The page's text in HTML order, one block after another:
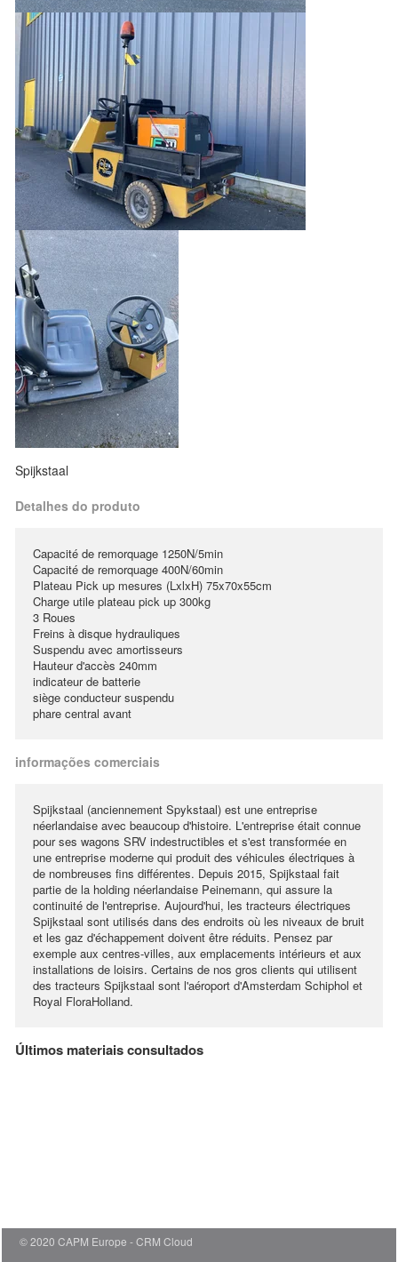
Spijkstaal
Detalhes do produto
Capacité de remorquage 1250N/5min
Capacité de remorquage 400N/60min
Plateau Pick up mesures (LxlxH) 75x70x55cm
Charge utile plateau pick up 300kg
3 Roues
Freins à disque hydrauliques
Suspendu avec amortisseurs
Hauteur d'accès 240mm
indicateur de batterie
siège conducteur suspendu
phare central avant
informações comerciais
Spijkstaal (anciennement Spykstaal) est une entreprise
néerlandaise avec beaucoup d'histoire. L'entreprise était connue
pour ses wagons SRV indestructibles et s'est transformée en
une entreprise moderne qui produit des véhicules électriques à
de nombreuses fins différentes. Depuis 2015, Spijkstaal fait
partie de la holding néerlandaise Peinemann, qui assure la
continuité de l'entreprise. Aujourd'hui, les tracteurs électriques
Spijkstaal sont utilisés dans des endroits où les niveaux de bruit
et les gaz d'échappement doivent être réduits. Pensez par
exemple aux centres-villes, aux emplacements intérieurs et aux
installations de loisirs. Certains de nos gros clients qui utilisent
des tracteurs Spijkstaal sont l'aéroport d'Amsterdam Schiphol et
Royal FloraHolland.
Últimos materiais consultados
© 2020 CAPM Europe
CRM Cloud